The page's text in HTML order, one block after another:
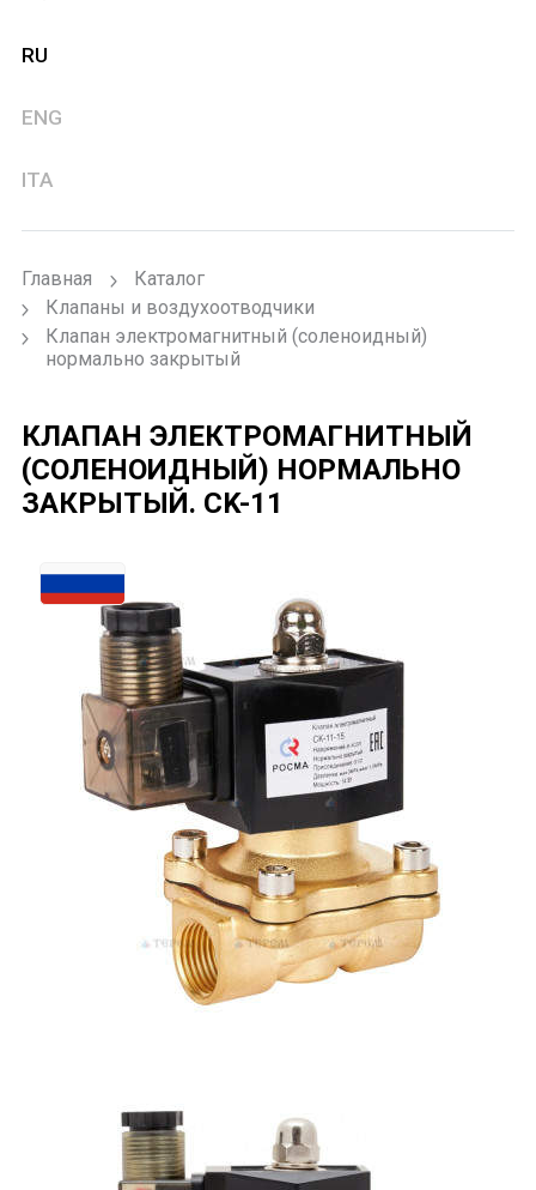
RU
ENG
ITA
Главная
Каталог
Клапаны и воздухоотводчики
Клапан электромагнитный (соленоидный)
нормально закрытый
КЛАПАН ЭЛЕКТРОМАГНИТНЫЙ
(СОЛЕНОИДНЫЙ) НОРМАЛЬНО
ЗАКРЫТЫЙ. CK-11